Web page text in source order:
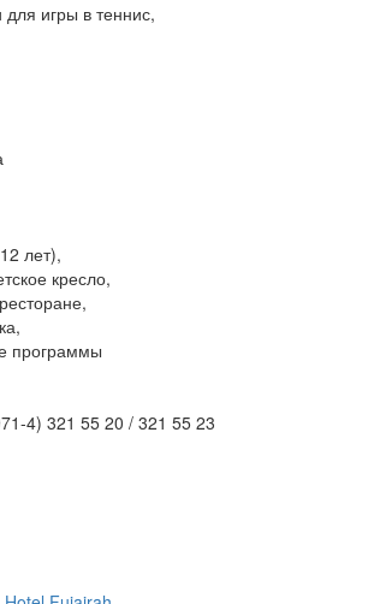
игры в теннис,
лет),
кресло,
программы
4) 321 55 20 / 321 55 23